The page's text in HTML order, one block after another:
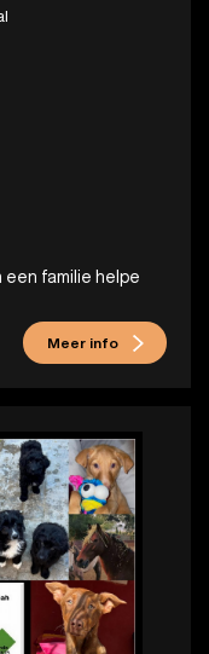
een familie helpe
Meer info